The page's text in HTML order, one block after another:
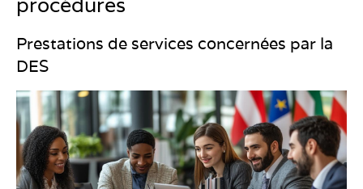
Prestations de services concernées par la
DES